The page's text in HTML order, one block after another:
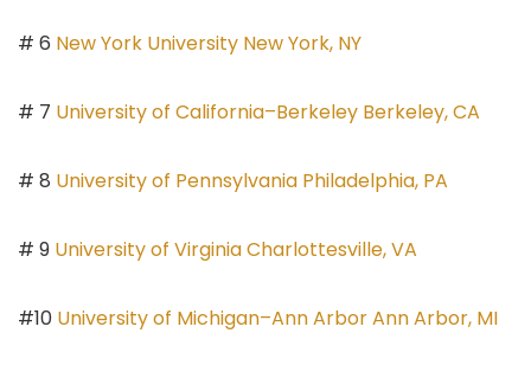
# 6 New York University New York, NY
# 7 University of California–Berkeley Berkeley, CA
# 8 University of Pennsylvania Philadelphia, PA
# 9 University of Virginia Charlottesville, VA
#10 University of Michigan–Ann Arbor Ann Arbor, MI